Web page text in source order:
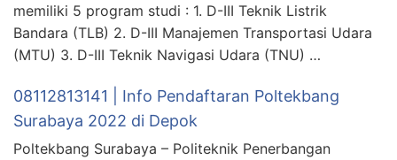
memiliki 5 program studi : 1. D-III Teknik Listrik
Bandara (TLB) 2. D-III Manajemen Transportasi Udara
(MTU) 3. D-III Teknik Navigasi Udara (TNU) …
08112813141 | Info Pendaftaran Poltekbang
Surabaya 2022 di Depok
Poltekbang Surabaya – Politeknik Penerbangan